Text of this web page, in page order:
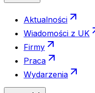
Aktualności
Wiadomości z UK
Firmy
Praca
Wydarzenia